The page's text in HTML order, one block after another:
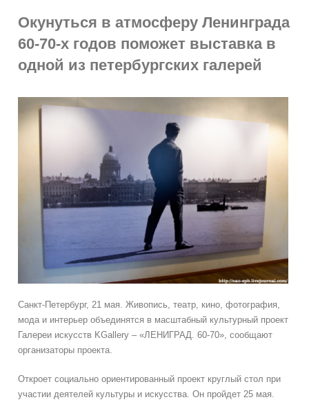
Окунуться в атмосферу Ленинграда
60-70-х годов поможет выставка в
одной из петербургских галерей
Санкт-Петербург, 21 мая. Живопись, театр, кино, фотография,
мода и интерьер объединятся в масштабный культурный проект
Галереи искусств KGallery – «ЛЕНИГРАД. 60-70», сообщают
организаторы проекта.
Откроет социально ориентированный проект круглый стол при
участии деятелей культуры и искусства. Он пройдет 25 мая.